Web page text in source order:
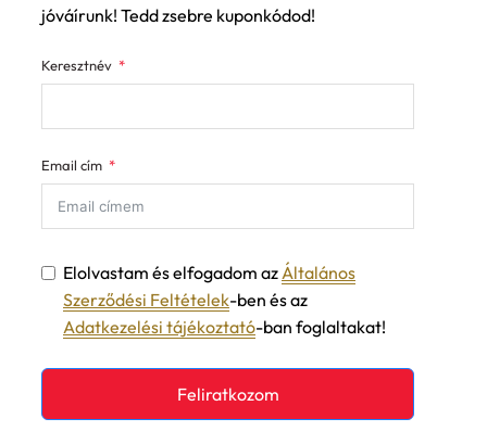
jóváírunk! Tedd zsebre kuponkódod!
Keresztnév
Email cím
Elolvastam és elfogadom azÁltalános
Szerződési Feltételek-ben és az
Adatkezelési tájékoztató-ban foglaltakat!
Feliratkozom